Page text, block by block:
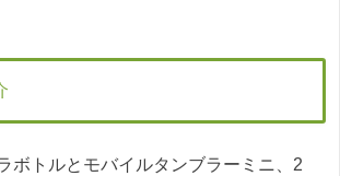
ボトルとモバイルタンブラーミニ、2